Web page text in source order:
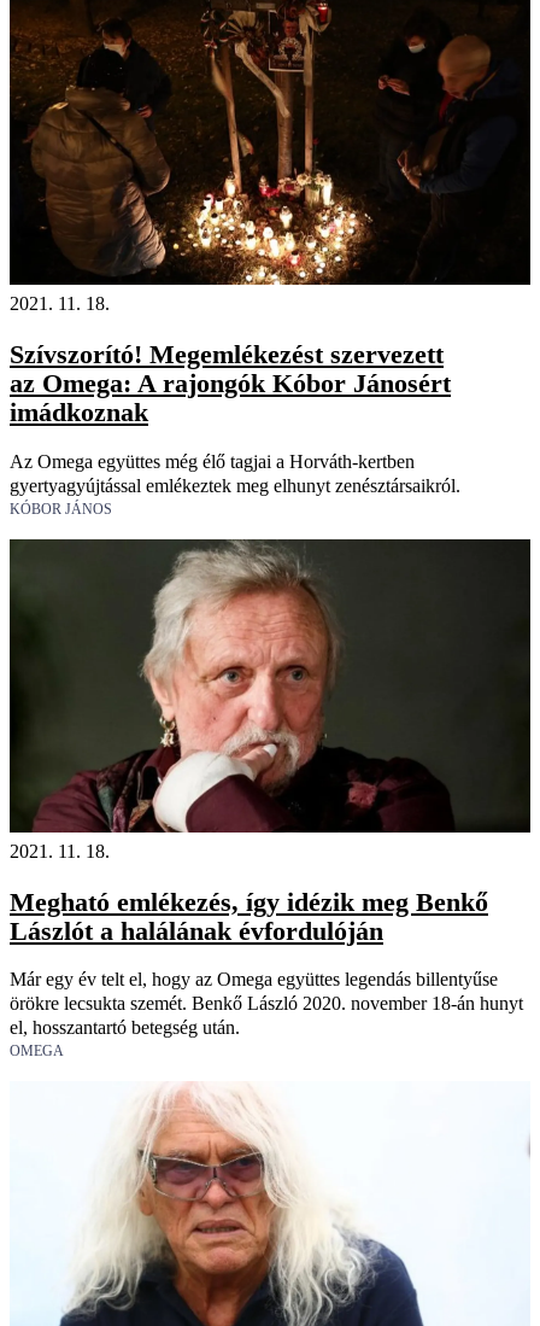
2021. 11. 18.
Szívszorító! Megemlékezést szervezett
az Omega: A rajongók Kóbor Jánosért
imádkoznak
Az Omega együttes még élő tagjai a Horváth-kertben
gyertyagyújtással emlékeztek meg elhunyt zenésztársaikról.
KÓBOR JÁNOS
2021. 11. 18.
Megható emlékezés, így idézik meg Benkő
Lászlót a halálának évfordulóján
Már egy év telt el, hogy az Omega együttes legendás billentyűse
örökre lecsukta szemét. Benkő László 2020. november 18-án hunyt
el, hosszantartó betegség után.
OMEGA